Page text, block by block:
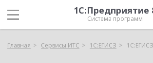
1С:Предприятие
Система программ
Главная Сервисы ИТС 1С:ЕГИСЗ